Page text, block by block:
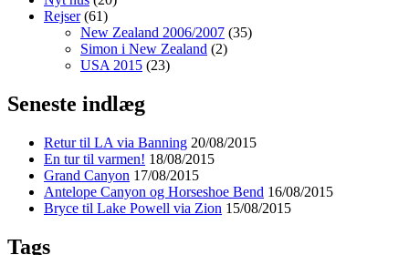
Rejser(61)
New Zealand 2006/2007 (35)
Simon i New Zealand (2)
USA 2015 (23)
Seneste indlæg
Retur til LA via Banning 20/08/2015
En tur til varmen! 18/08/2015
Grand Canyon 17/08/2015
Antelope Canyon og Horseshoe Bend 16/08/2015
Bryce til Lake Powell via Zion 15/08/2015
Tags